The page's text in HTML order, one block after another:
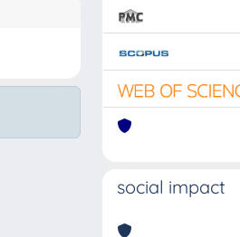
social impact